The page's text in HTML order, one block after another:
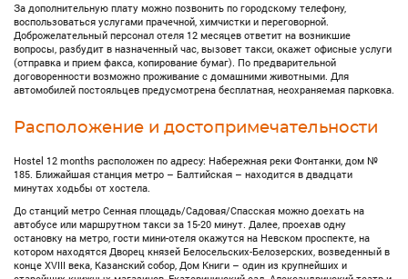
За дополнительную плату можно позвонить по городскому телефону,
воспользоваться услугами прачечной, химчистки и переговорной.
Доброжелательный персонал отеля 12 месяцев ответит на возникшие
вопросы, разбудит в назначенный час, вызовет такси, окажет офисные услуги
(отправка и прием факса, копирование бумаг). По предварительной
договоренности возможно проживание с домашними животными. Для
автомобилей постояльцев предусмотрена бесплатная, неохраняемая парковка.
Расположение и достопримечательности
Hostel 12 months расположен по адресу: Набережная реки Фонтанки, дом №
185. Ближайшая станция метро – Балтийская – находится в двадцати
минутах ходьбы от хостела.
До станций метро Сенная площадь/Садовая/Спасская можно доехать на
автобусе или маршрутном такси за 15-20 минут. Далее, проехав одну
остановку на метро, гости мини-отеля окажутся на Невском проспекте, на
котором находятся Дворец князей Белосельских-Белозерских, возведенный в
конце XVIII века, Казанский собор, Дом Книги – один из крупнейших и